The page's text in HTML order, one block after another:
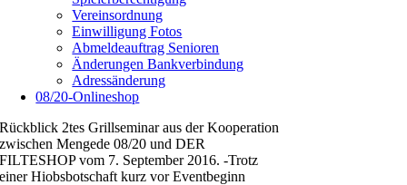
Vereinsordnung
Einwilligung Fotos
Abmeldeauftrag Senioren
Änderungen Bankverbindung
Adressänderung
08/20-Onlineshop
Rückblick 2tes Grillseminar aus der Kooperation
zwischen Mengede 08/20 und DER
FILTESHOP vom 7. September 2016. -Trotz
einer Hiobsbotschaft kurz vor Eventbeginn